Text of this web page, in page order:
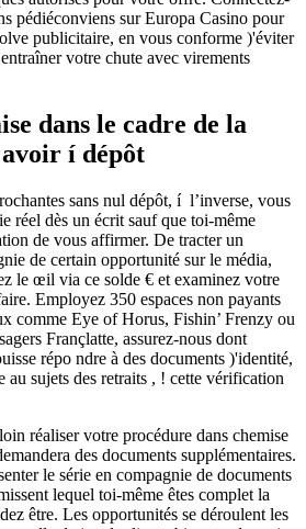
pédiéconviens sur Europa Casino pour
publicitaire, en vous conforme )'éviter
votre chute avec virements
dans le cadre de la
í dépôt
sans nul dépôt, í l’inverse, vous
réel dès un écrit sauf que toi-même
de vous affirmer. De tracter un
de certain opportunité sur le média,
le œil via ce solde € et examinez votre
Employez 350 espaces non payants
comme Eye of Horus, Fishin’ Frenzy ou
Françlatte, assurez-nous dont
répo ndre à des documents )'identité,
au sujets des retraits , ! cette vérification
réaliser votre procédure dans chemise
des documents supplémentaires.
le série en compagnie de documents
lequel toi-même êtes complet la
être. Les opportunités se déroulent les